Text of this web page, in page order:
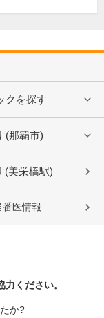
クを探す
(那覇市)
(美栄橋駅)
医情報
ください。
か?